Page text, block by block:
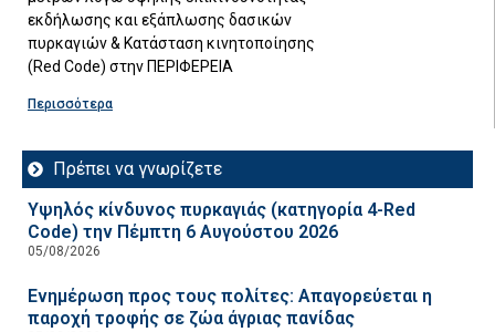
εκδήλωσης και εξάπλωσης δασικών
πυρκαγιών & Κατάσταση κινητοποίησης
(Red Code) στην ΠΕΡΙΦΕΡΕΙΑ
Περισσότερα
Πρέπει να γνωρίζετε
Υψηλός κίνδυνος πυρκαγιάς (κατηγορία 4-Red
Code) την Πέμπτη 6 Αυγούστου 2026
05/08/2026
Ενημέρωση προς τους πολίτες: Απαγορεύεται η
παροχή τροφής σε ζώα άγριας πανίδας